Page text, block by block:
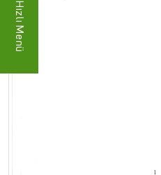
Hızlı Menü